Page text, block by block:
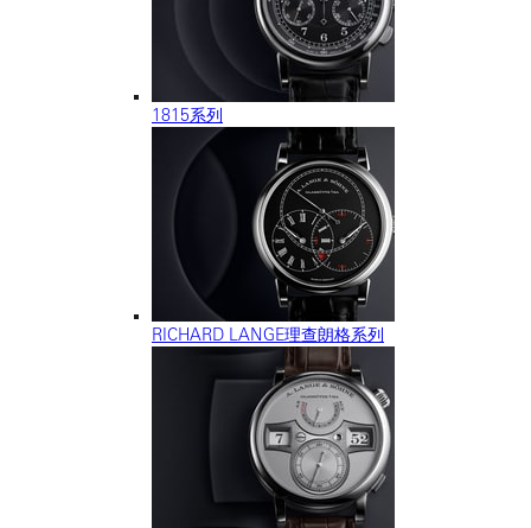
1815系列
RICHARD LANGE理查朗格系列